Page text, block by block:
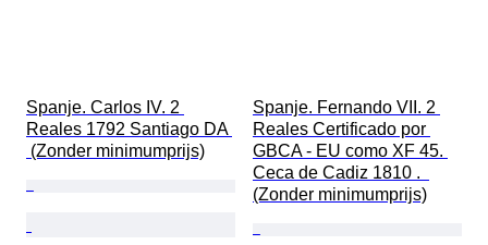
Spanje. Carlos IV. 2
Reales 1792 Santiago DA
(Zonder minimumprijs)
Spanje. Fernando VII. 2
Reales Certificado por
GBCA - EU como XF 45.
Ceca de Cadiz 1810 .
(Zonder minimumprijs)